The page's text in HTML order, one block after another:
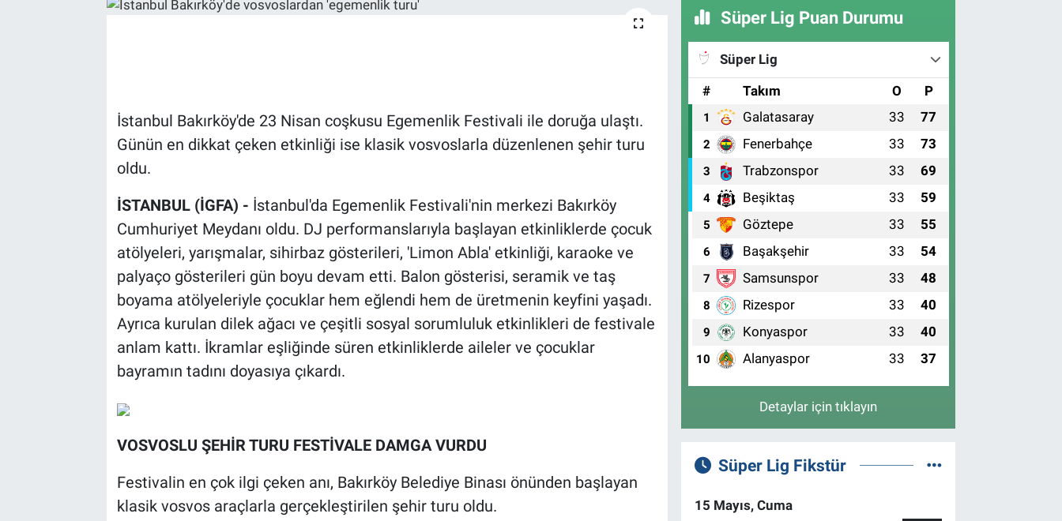
İstanbul Bakırköy'de 23 Nisan coşkusu Egemenlik Festivali ile doruğa ulaştı.
Günün en dikkat çeken etkinliği ise klasik vosvoslarla düzenlenen şehir turu
oldu.
İSTANBUL (İGFA) - İstanbul'da Egemenlik Festivali'nin merkezi Bakırköy
Cumhuriyet Meydanı oldu. DJ performanslarıyla başlayan etkinliklerde çocuk
atölyeleri, yarışmalar, sihirbaz gösterileri, 'Limon Abla' etkinliği, karaoke ve
palyaço gösterileri gün boyu devam etti. Balon gösterisi, seramik ve taş
boyama atölyeleriyle çocuklar hem eğlendi hem de üretmenin keyfini yaşadı.
Ayrıca kurulan dilek ağacı ve çeşitli sosyal sorumluluk etkinlikleri de festivale
anlam kattı. İkramlar eşliğinde süren etkinliklerde aileler ve çocuklar
bayramın tadını doyasıya çıkardı.
VOSVOSLU ŞEHİR TURU FESTİVALE DAMGA VURDU
Festivalin en çok ilgi çeken anı, Bakırköy Belediye Binası önünden başlayan
klasik vosvos araçlarla gerçekleştirilen şehir turu oldu.
Süper Lig Puan Durumu
Süper Lig
#
Takım O P
1 Galatasaray 33 77
2 Fenerbahçe 33 73
3 Trabzonspor 33 69
4 Beşiktaş 33 59
5 Göztepe 33 55
6 Başakşehir 33 54
7 Samsunspor 33 48
8 Rizespor 33 40
9 Konyaspor 33 40
10 Alanyaspor 33 37
Detaylar için tıklayın
Süper Lig Fikstür
15 Mayıs, Cuma